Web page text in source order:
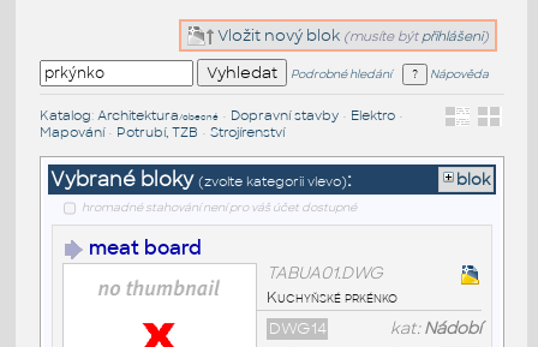
Vložit nový blok (musíte být přihlášeni)
Podrobné hledání Nápověda
Katalog: Architektura/obecné• Dopravní stavby• Elektro•
Mapování• Potrubí, TZB • Strojírenství
Vybrané bloky (zvolte kategorii vlevo): blok
hromadné stahování není pro váš účet dostupné
meat board
TABUA01.DWG
Kuchyňské prkénko
kat:Nádobí
DWG14